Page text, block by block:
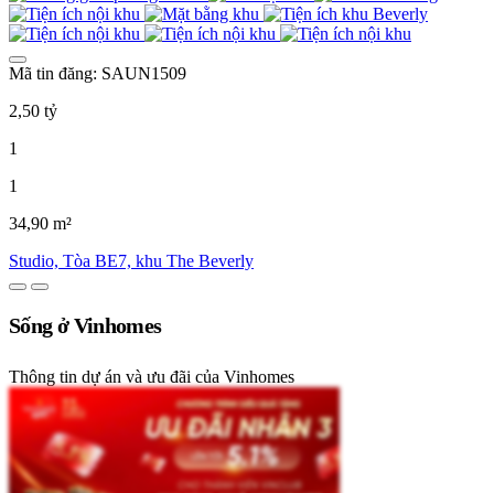
Mã tin đăng: SAUN1509
2,50 tỷ
1
1
34,90 m²
Studio, Tòa BE7, khu The Beverly
Sống ở Vinhomes
Thông tin dự án và ưu đãi của Vinhomes